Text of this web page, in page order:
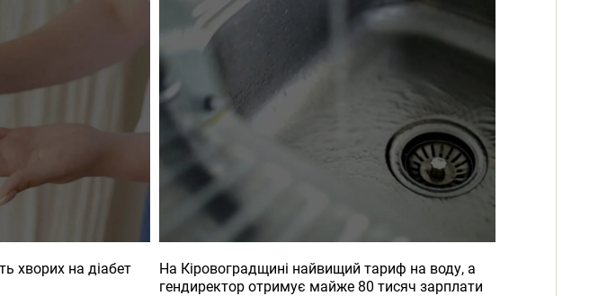
хворих на діабет
На Кіровоградщині найвищий тариф на воду, а
гендиректор отримує майже 80 тисяч зарплати